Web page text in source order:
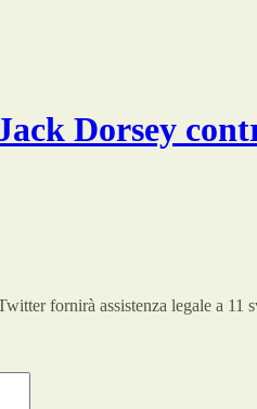
Dorsey
fornirà assistenza legale a 11